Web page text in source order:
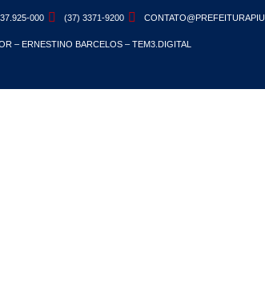
000 (37) 3371-9200
– ERNESTINO BARCELOS – TEM3.DIGITAL